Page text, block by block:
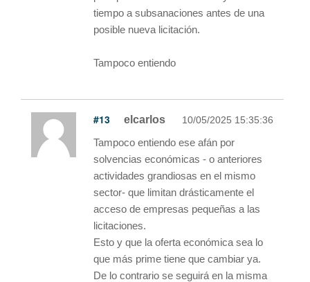
tiempo a subsanaciones antes de una
posible nueva licitación.
Tampoco entiendo
#13 elcarlos 10/05/2025 15:35:36
Tampoco entiendo ese afán por
solvencias económicas - o anteriores
actividades grandiosas en el mismo
sector- que limitan drásticamente el
acceso de empresas pequeñas a las
licitaciones.
Esto y que la oferta económica sea lo
que más prime tiene que cambiar ya.
De lo contrario se seguirá en la misma